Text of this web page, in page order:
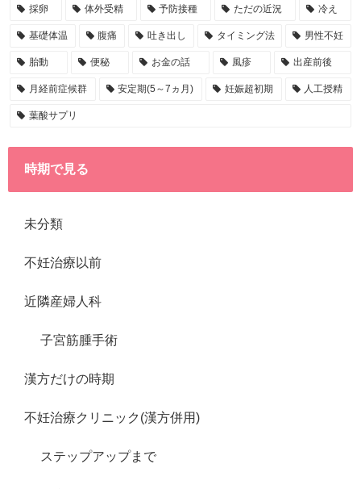
採卵 体外受精 予防接種 ただの近況 冷え
基礎体温 腹痛 吐き出し タイミング法 男性不妊
胎動 便秘 お金の話 風疹 出産前後
月経前症候群 安定期(5～7ヵ月) 妊娠超初期 人工授精
葉酸サプリ
時期で見る
未分類
不妊治療以前
近隣産婦人科
子宮筋腫手術
漢方だけの時期
不妊治療クリニック(漢方併用)
ステップアップまで